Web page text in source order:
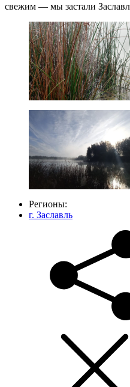
свежим — мы застали
Регионы:
г. Заславль